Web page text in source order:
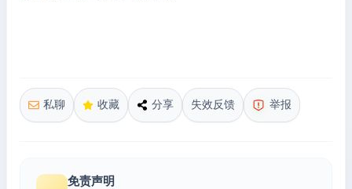
私聊 收藏 分享 失效反馈 举报
免责声明